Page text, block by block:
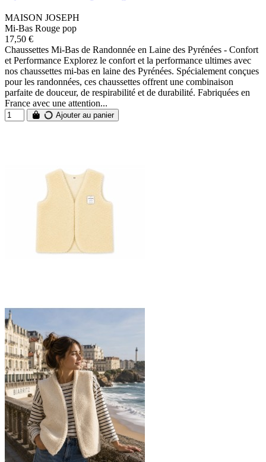
MAISON JOSEPH
Mi-Bas Rouge pop
17,50 €
Chaussettes Mi-Bas de Randonnée en Laine des Pyrénées - Confort
et Performance Explorez le confort et la performance ultimes avec
nos chaussettes mi-bas en laine des Pyrénées. Spécialement conçues
pour les randonnées, ces chaussettes offrent une combinaison
parfaite de douceur, de respirabilité et de durabilité. Fabriquées en
France avec une attention...
Ajouter au panier